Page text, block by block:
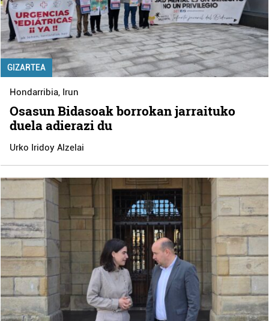
GIZARTEA
Hondarribia, Irun
Osasun Bidasoak borrokan jarraituko
duela adierazi du
Urko Iridoy Alzelai